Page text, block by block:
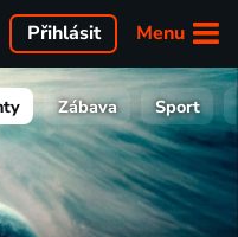
Menu
Přihlásit
Zábava Sport